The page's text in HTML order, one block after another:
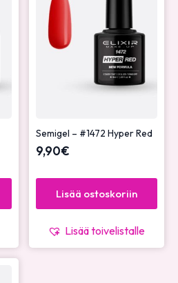
Semigel – #1472 Hyper Red
9,90€
Lisää ostoskoriin
Lisää toivelistalle